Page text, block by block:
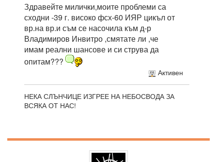
Здравейте милички,моите проблеми са
сходни -39 г. високо фсх-60 ИЯР цикъл от
вр.на вр.и съм се насочила към д-р
Владимиров Инвитро ,смятате ли ,че
имам реални шансове и си струва да
опитам???
Активен
НЕКА СЛЪНЧИЦЕ ИЗГРЕЕ НА НЕБОСВОДА ЗА
ВСЯКА ОТ НАС!